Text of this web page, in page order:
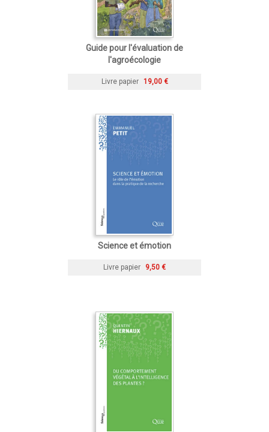
Guide pour l'évaluation de
l'agroécologie
Livre papier 19,00 €
Science et émotion
Livre papier 9,50 €